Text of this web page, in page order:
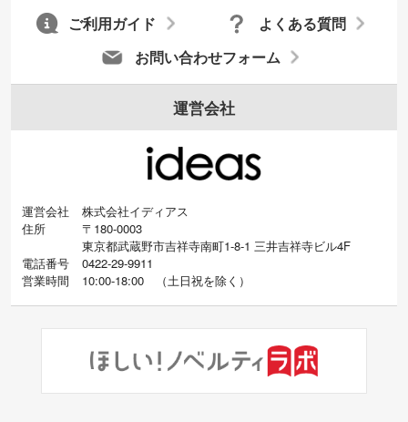
お問い合わせフォーム
よくある質問
ご利用ガイド
運営会社
運営会社
株式会社イディアス
住所
〒180-0003
東京都武蔵野市吉祥寺南町1-8-1 三井吉祥寺ビル4F
電話番号
0422-29-9911
営業時間
10:00-18:00 （土日祝を除く）